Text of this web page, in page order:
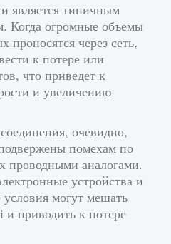
EPalworld
— Невозможно
мира»
2 711 0 0
карьеры EA
является типичным
Когда огромные объемы
проносятся через сеть,
к потере или
что приведет к
и увеличению
очевидно,
помехам по
проводными аналогами.
устройства и
могут мешать
и приводить к потере